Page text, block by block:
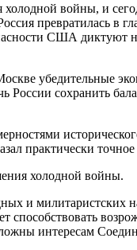
войны, и
превратилась в
США диктуют
убедительные
сохранить
практически
холодной войны.
и милитаристских
способствовать
интересам